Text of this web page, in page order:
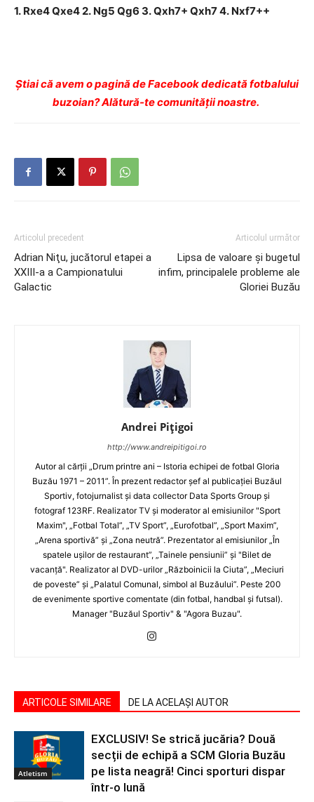
1. Rxe4Qxe42. Ng5 Qg6 3.Qxh7+ Qxh74. Nxf7++
Ştiai că avem o pagină de Facebook dedicată fotbalului
buzoian? Alătură-te comunității noastre.
Articolul precedent
Adrian Niţu, jucătorul etapei a
XXIII-a a Campionatului
Galactic
Articolul următor
Lipsa de valoare şi bugetul
infim, principalele probleme ale
Gloriei Buzău
Andrei Pițigoi
http://www.andreipitigoi.ro
Autor al cărţii „Drum printre ani – Istoria echipei de fotbal Gloria
Buzău 1971 – 2011”. În prezent redactor şef al publicaţiei Buzăul
Sportiv, fotojurnalist şi data collector Data Sports Group şi
fotograf 123RF. Realizator TV şi moderator al emisiunilor "Sport
Maxim", „Fotbal Total”, „TV Sport”, „Eurofotbal”, „Sport Maxim”,
„Arena sportivă” şi „Zona neutră”. Prezentator al emisiunilor „În
spatele uşilor de restaurant”, „Tainele pensiunii” şi "Bilet de
vacanţă". Realizator al DVD-urilor „Războinicii la Ciuta”, „Meciuri
de poveste” şi „Palatul Comunal, simbol al Buzăului”. Peste 200
de evenimente sportive comentate (din fotbal, handbal şi futsal).
Manager "Buzăul Sportiv" & "Agora Buzau".
ARTICOLE SIMILARE DE LA ACELAȘI AUTOR
Atletism
EXCLUSIV! Se strică jucăria? Două
secții de echipă a SCM Gloria Buzău
pe lista neagră! Cinci sporturi dispar
într-o lună